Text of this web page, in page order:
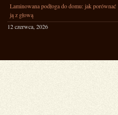
Laminowana podłoga do domu: jak porównać
ją z głową
12 czerwca, 2026